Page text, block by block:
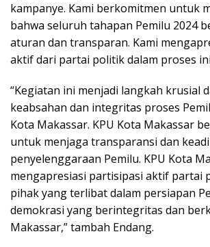
kampanye. Kami berkomitmen untuk
bahwa seluruh tahapan Pemilu 2024
aturan dan transparan. Kami
aktif dari partai politik dalam proses
“Kegiatan ini menjadi langkah krusial
keabsahan dan integritas proses
Kota Makassar. KPU Kota Makassar
untuk menjaga transparansi dan
penyelenggaraan Pemilu. KPU Kota
mengapresiasi partisipasi aktif partai
pihak yang terlibat dalam persiapan
demokrasi yang berintegritas dan
Makassar,” tambah Endang.